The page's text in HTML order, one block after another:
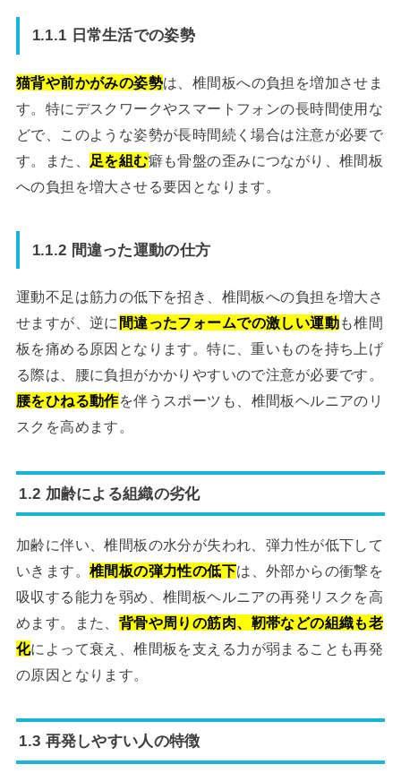
1.1.1 日常生活での姿勢
猫背や前かがみの姿勢は、椎間板への負担を増加させま
す。特にデスクワークやスマートフォンの長時間使用な
どで、このような姿勢が長時間続く場合は注意が必要で
す。また、
足を組む癖も骨盤の歪みにつながり、椎間板
への負担を増大させる要因となります。
1.1.2 間違った運動の仕方
運動不足は筋力の低下を招き、椎間板への負担を増大さ
せますが、逆に 間違ったフォームでの激しい運動も椎間
板を痛める原因となります。特に、重いものを持ち上げ
る際は、腰に負担がかかりやすいので注意が必要です。
腰をひねる動作を伴うスポーツも、椎間板ヘルニアのリ
スクを高めます。
1.2 加齢による組織の劣化
加齢に伴い、椎間板の水分が失われ、弾力性が低下して
いきます。 椎間板の弾力性の低下は、外部からの衝撃を
吸収する能力を弱め、椎間板ヘルニアの再発リスクを高
めます。また、 背骨や周りの筋肉、靭帯などの組織も老
化によって衰え、椎間板を支える力が弱まることも再発
の原因となります。
1.3 再発しやすい人の特徴